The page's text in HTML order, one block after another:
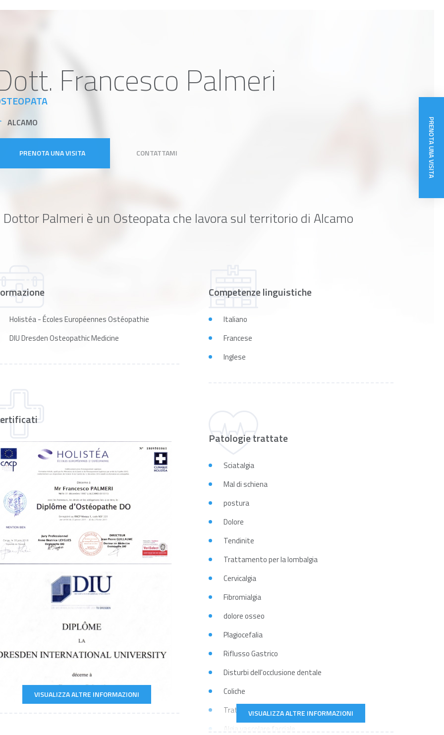
Francesco Palmeri
ALCAMO
PRENOTA UNA VISITA CONTATTAMI
Dottor Palmeri è un Osteopata che lavora sul territorio di Alcamo
Holistéa - Écoles Européennes Ostéopathie
DIU Dresden Osteopathic Medicine
Competenze linguistiche
Italiano
Francese
Inglese
VISUALIZZA ALTRE INFORMAZIONI
Patologie trattate
Sciatalgia
Mal di schiena
postura
Dolore
Tendinite
Trattamento per la lombalgia
Cervicalgia
Fibromialgia
dolore osseo
Plagiocefalia
Riflusso Gastrico
Disturbi dell'occlusione dentale
Coliche
Trattamento scoliosi
Algia vascolare facciale
VISUALIZZA ALTRE INFORMAZIONI
PRENOTA UNA VISITA